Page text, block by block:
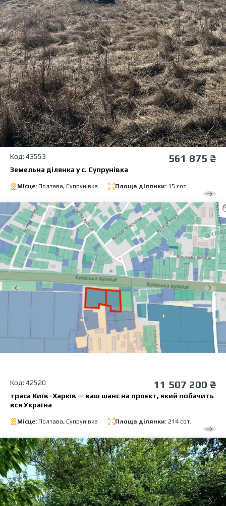
Код: 43553 561 875 ₴
Земельна ділянка у с. Супрунівка
Місце: Полтава, Супрунівка Площа ділянки: 15 сот.
Код: 42520 11 507 200 ₴
траса Київ–Харків — ваш шанс на проєкт, який побачить
вся Україна
Місце: Полтава, Супрунівка Площа ділянки: 214 сот.